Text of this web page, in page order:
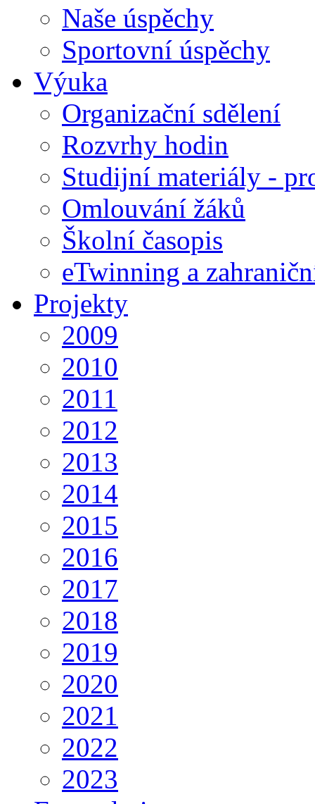
Naše úspěchy
Sportovní úspěchy
Výuka
Organizační sdělení
Rozvrhy hodin
Studijní materiály -
Omlouvání žáků
Školní časopis
eTwinning a
Projekty
2009
2010
2011
2012
2013
2014
2015
2016
2017
2018
2019
2020
2021
2022
2023